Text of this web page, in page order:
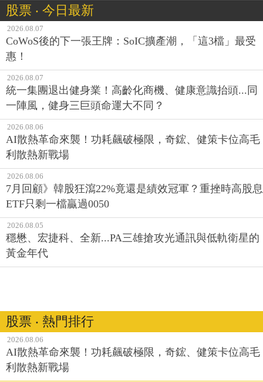
股票 ‧ 今日最新
2026.08.07
CoWoS後的下一張王牌：SoIC擴產潮，「這3檔」最受
惠！
2026.08.07
統一集團退出健身業！高齡化商機、健康意識抬頭...同
一陣風，健身三巨頭命運大不同？
2026.08.06
AI散熱革命來襲！功耗飆破極限，奇鋐、健策卡位高毛
利散熱新戰場
2026.08.06
7月回顧》韓股狂瀉22%竟還是績效冠軍？重挫時高股息
ETF只剩一檔贏過0050
2026.08.05
穩懋、宏捷科、全新...PA三雄搶攻光通訊與低軌衛星的
黃金年代
股票 ‧ 熱門排行
2026.08.06
AI散熱革命來襲！功耗飆破極限，奇鋐、健策卡位高毛
利散熱新戰場